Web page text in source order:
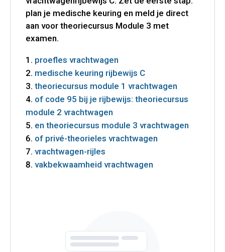
plan je medische keuring en meld je direct
aan voor theoriecursus Module 3 met
examen.
proefles vrachtwagen
medische keuring rijbewijs C
theoriecursus module 1 vrachtwagen
of code 95 bij je rijbewijs: theoriecursus
module 2 vrachtwagen
en theoriecursus module 3 vrachtwagen
of privé-theorieles vrachtwagen
vrachtwagen-rijles
vakbekwaamheid vrachtwagen